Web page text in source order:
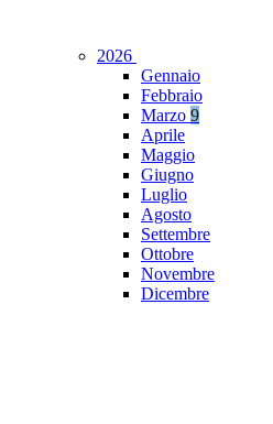
2026
Gennaio
Febbraio
Marzo 9
Aprile
Maggio
Giugno
Luglio
Agosto
Settembre
Ottobre
Novembre
Dicembre